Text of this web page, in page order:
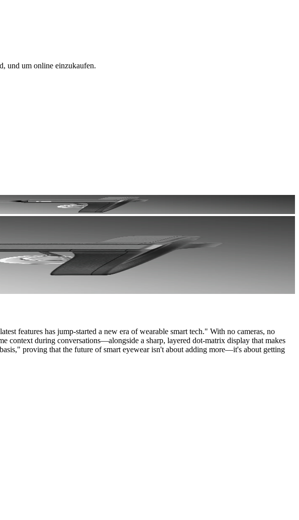
und um online einzukaufen.
features has jump-started a new era of wearable smart tech." With no cameras, no
context during conversations—alongside a sharp, layered dot-matrix display that makes
proving that the future of smart eyewear isn't about adding more—it's about getting